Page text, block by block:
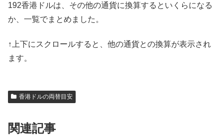
192香港ドルは、その他の通貨に換算するといくらになる
か、一覧でまとめました。
↑上下にスクロールすると、他の通貨との換算が表示され
ます。
香港ドルの両替目安
関連記事